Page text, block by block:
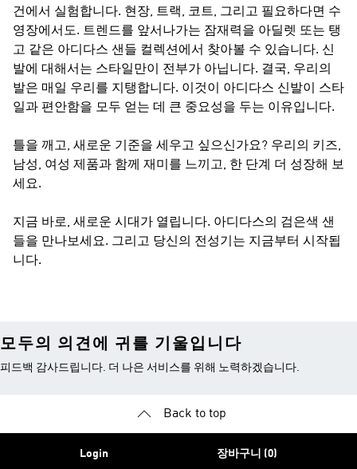
건에서 실험합니다. 현장, 트랙, 코트, 그리고 필요하다면 수
영장에서도. 트렌드를 앞서나가는 잠재력을 아딜렛 또는 탱
고 같은 아디다스 샌들 컬렉션에서 찾아볼 수 있습니다. 신
발에 대해서는 스타일만이 전부가 아닙니다. 결국, 우리의
발은 매일 우리를 지탱합니다. 이것이 아디다스 신발이 스타
일과 편안함을 모두 얻는 데 큰 중요성을 두는 이유입니다.
틀을 깨고, 새로운 기준을 세우고 싶으신가요? 우리의 키즈,
남성, 여성 제품과 함께 재미를 느끼고, 한 단계 더 성장해 보
세요.
지금 바로, 새로운 시대가 열립니다. 아디다스의 검은색 샌
들을 만나보세요. 그리고 당신의 전성기는 지금부터 시작됩
니다.
모두의 의견에 귀를 기울입니다
피드백 감사드립니다. 더 나은 서비스를 위해 노력하겠습니다.
Back to top
Login 장바구니 (0)